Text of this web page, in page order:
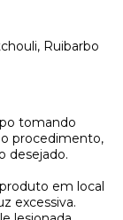
Ruibarbo
tomando
procedimento,
desejado.
em local
excessiva.